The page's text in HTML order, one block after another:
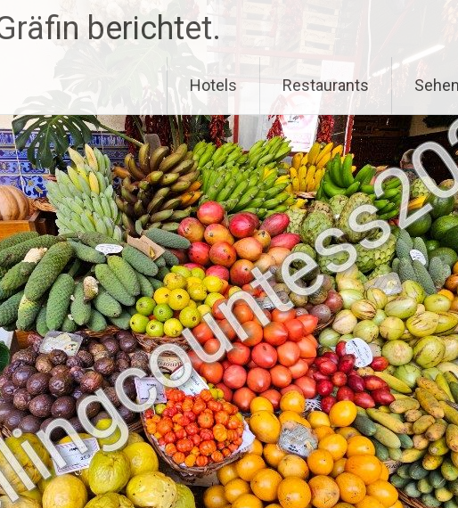
berichtet.
Hotels Restaurants